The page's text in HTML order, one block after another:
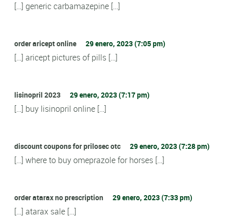
[…] generic carbamazepine […]
order aricept online 29 enero, 2023 (7:05 pm)
[…] aricept pictures of pills […]
lisinopril 2023 29 enero, 2023 (7:17 pm)
[…] buy lisinopril online […]
discount coupons for prilosec otc 29 enero, 2023 (7:28 pm)
[…] where to buy omeprazole for horses […]
order atarax no prescription 29 enero, 2023 (7:33 pm)
[…] atarax sale […]